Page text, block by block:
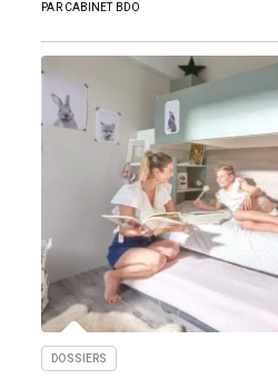
PAR CABINET BDO
DOSSIERS